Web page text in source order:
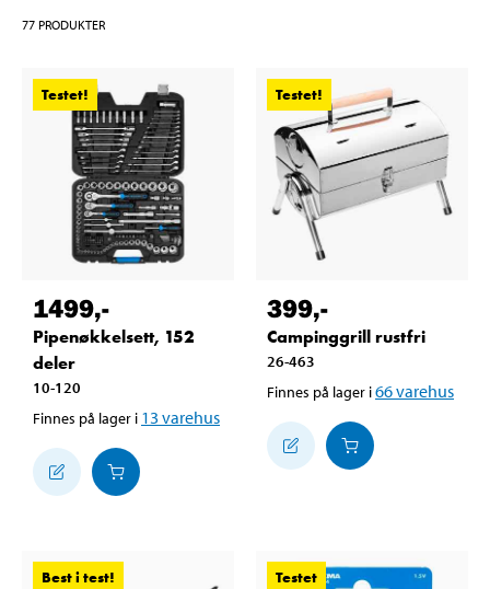
77 PRODUKTER
Testet!
1499,-
Pipenøkkelsett, 152
deler
10-120
Finnes på lager i 13 varehus
Testet!
399,-
Campinggrill rustfri
26-463
Finnes på lager i66varehus
Best i test! Testet